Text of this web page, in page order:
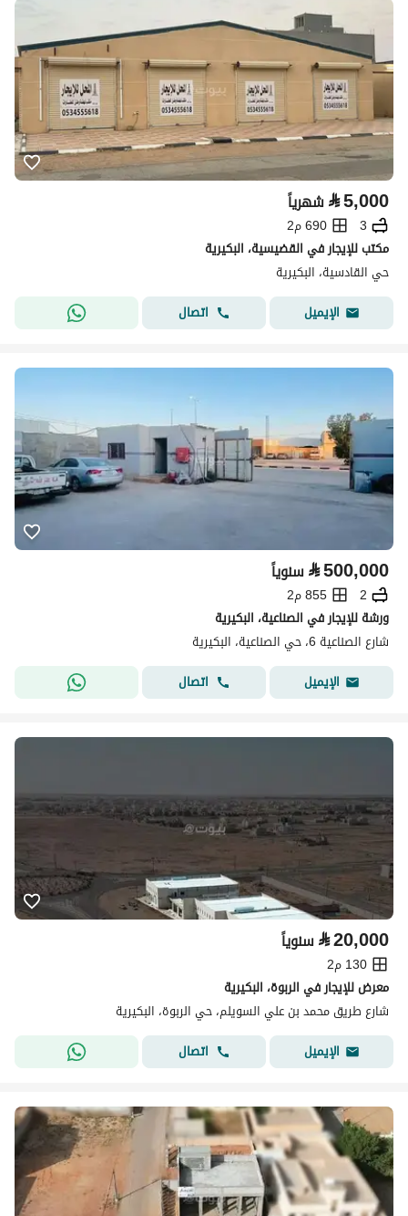
⃁5,000 شهرياً
3
690 م2
مكتب للإيجار في القضيسية، البكيرية
حي القادسية، البكيرية
الإيميل
اتصال
⃁500,000 سنوياً
2
855 م2
ورشة للإيجار في الصناعية، البكيرية
شارع الصناعية 6، حي الصناعية، البكيرية
الإيميل
اتصال
⃁20,000 سنوياً
130 م2
معرض للإيجار في الربوة، البكيرية
شارع طريق محمد بن علي السويلم، حي الربوة، البكيرية
الإيميل
اتصال